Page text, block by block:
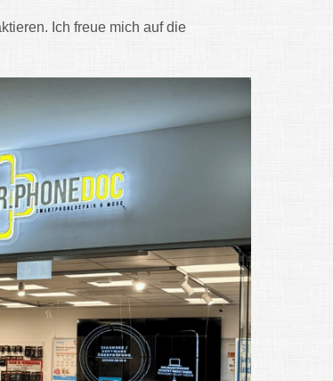
Ich freue mich auf die